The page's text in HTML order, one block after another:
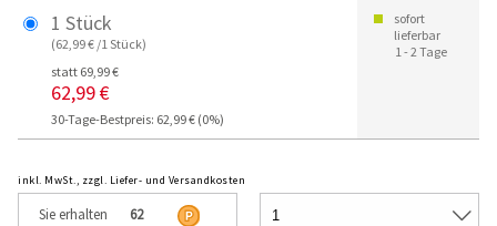
1 Stück
(62,99 € /1 Stück)
statt 69,99 €
62,99 €
30-Tage-Bestpreis: 62,99 € (0%)
sofort
lieferbar
1 - 2 Tage
inkl. MwSt., zzgl. Liefer- und Versandkosten
Sie erhalten 62